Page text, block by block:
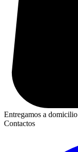
Entregamos a domicilio
Contactos